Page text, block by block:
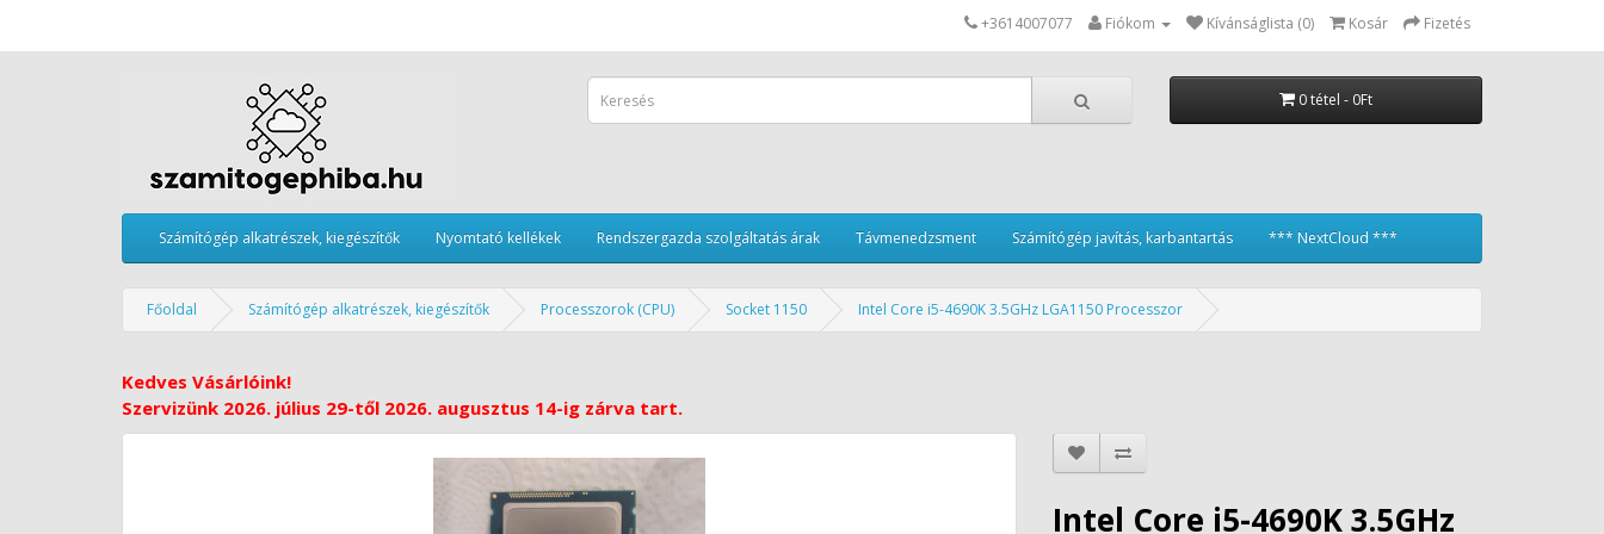
+3614007077 Fiókom Kívánságlista (0) Kosár Fizetés
0 tétel - 0Ft
Számítógép alkatrészek, kiegészítők Nyomtató kellékek Rendszergazda szolgáltatás árak Távmenedzsment Számítógép javítás, karbantartás *** NextCloud ***
Főoldal Számítógép alkatrészek, kiegészítők Processzorok (CPU) Socket 1150 Intel Core i5-4690K 3.5GHz LGA1150 Processzor
Kedves Vásárlóink!
Szervizünk 2026. július 29-től 2026. augusztus 14-ig zárva tart.
Intel Core i5-4690K 3.5GHz